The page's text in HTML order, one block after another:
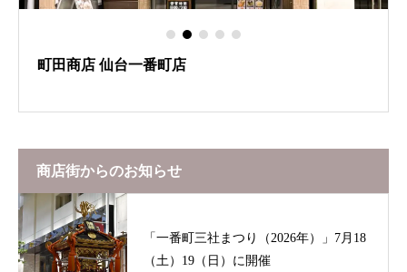
商店街からのお知らせ
「一番町三社まつり（2026年）」7月18
（土）19（日）に開催